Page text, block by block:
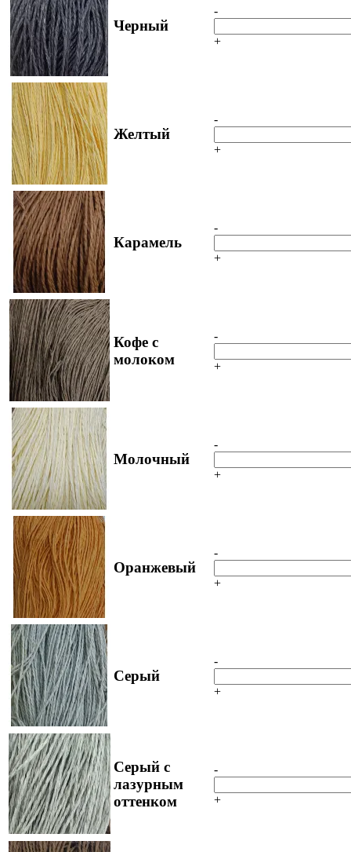
Черный
-
+
Желтый
-
+
Карамель
-
+
Кофе с
молоком
-
+
Молочный
-
+
Оранжевый
-
+
Серый
-
+
Серый с
лазурным
оттенком
-
+